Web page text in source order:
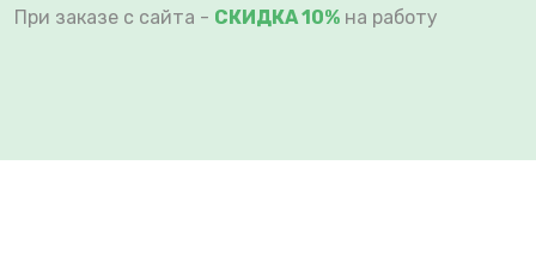
При заказе с сайта - СКИДКА 10% на работу